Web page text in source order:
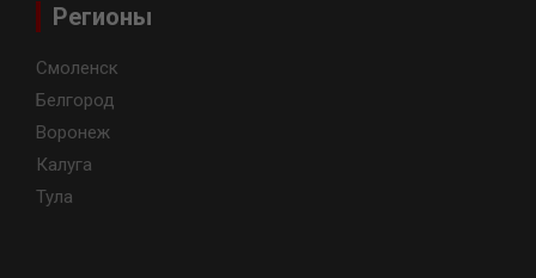
Регионы
Смоленск
Белгород
Воронеж
Калуга
Тула